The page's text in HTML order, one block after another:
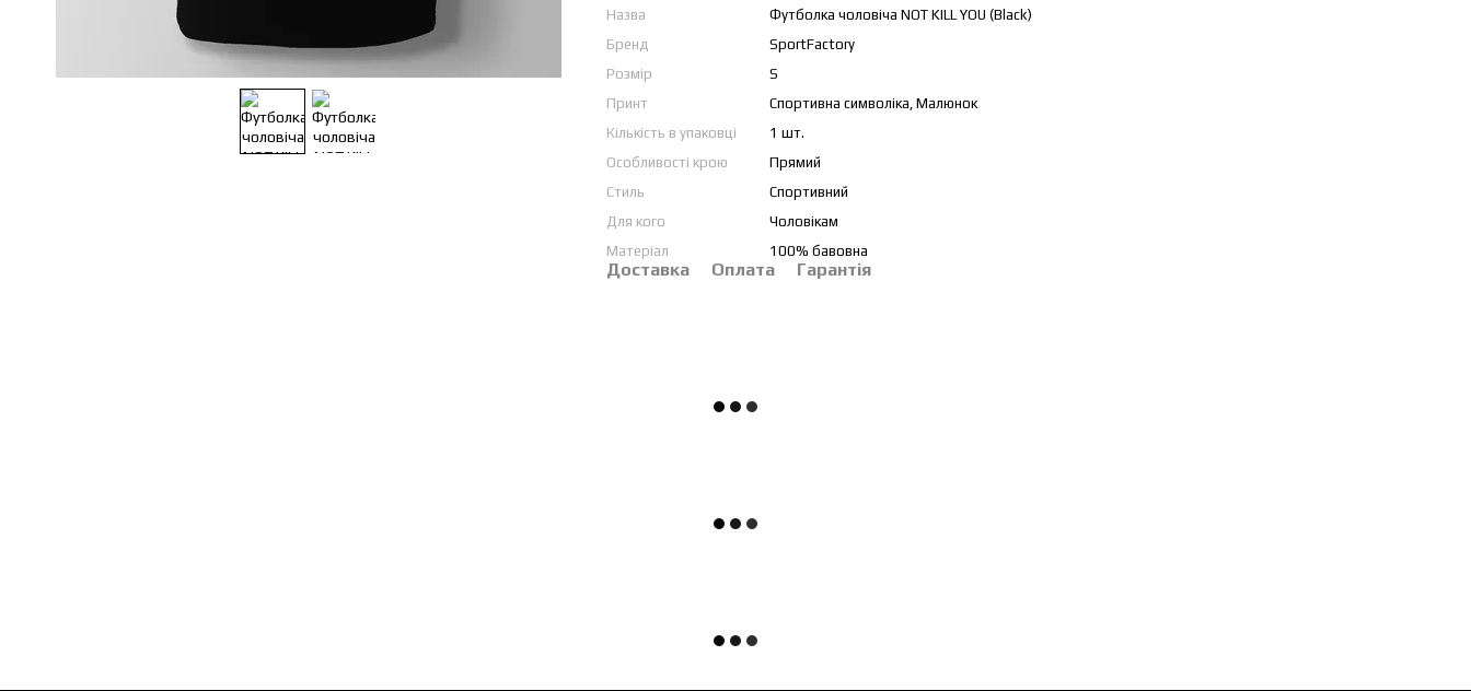
Назва
Футболка чоловіча NOT KILL YOU (Black)
Бренд
SportFactory
Розмір
S
Принт
Спортивна символіка, Малюнок
Кількість в упаковці
1 шт.
Особливості крою
Прямий
Стиль
Спортивний
Для кого
Чоловікам
Матеріал
100% бавовна
Доставка Оплата Гарантія